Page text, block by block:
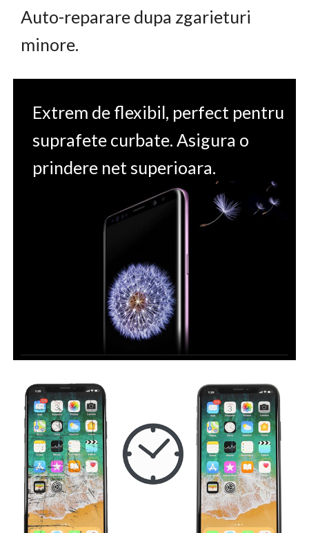
Auto-reparare dupa zgarieturi
minore.
Extrem de flexibil, perfect pentru
suprafete curbate. Asigura o
prindere net superioara.